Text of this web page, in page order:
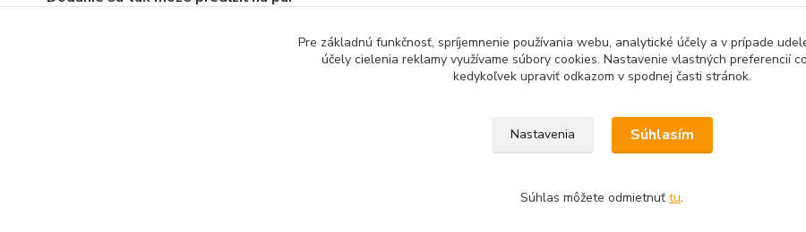
Upravit sběr cookies.
Pre základnú funkčnosť, spríjemnenie používania webu, analytické účely a v prípade
účely cielenia reklamy využívame súbory cookies. Nastavenie vlastných preferencií
kedykoľvek upraviť odkazom v spodnej časti stránok.
Nastavenia Súhlasím
Súhlas môžete odmietnuť tu.